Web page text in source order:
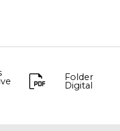
Folder
Digital